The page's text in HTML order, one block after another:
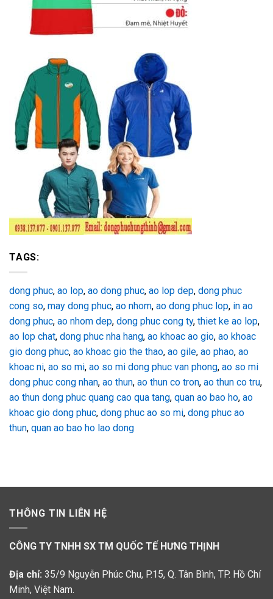
TAGS:
dong phuc, ao lop, ao dong phuc, ao lop dep, dong phuc
cong so, may dong phuc, ao nhom, ao dong phuc lop, in ao
dong phuc, ao nhom dep, dong phuc cong ty, thiet ke ao lop,
ao lop chat, dong phuc nha hang, ao khoac ao gio, ao khoac
gio dong phuc, ao khoac gio the thao, ao gile, ao phao, ao
khoac ni, ao so mi, ao so mi dong phuc van phong, ao so mi
dong phuc cong nhan, ao thun, ao thun co tron, ao thun co tru,
ao thun dong phuc quang cao qua tang, quan ao bao ho, ao
khoac gio dong phuc, dong phuc ao so mi, dong phuc ao
thun, quan ao bao ho lao dong
THÔNG TIN LIÊN HỆ
CÔNG TY TNHH SX TM QUỐC TẾ HƯNG THỊNH
Địa chỉ: 35/9 Nguyễn Phúc Chu, P.15, Q. Tân Bình, TP. Hồ Chí
Minh, Việt Nam.